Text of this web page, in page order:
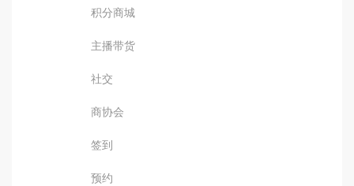
积分商城
主播带货
社交
商协会
签到
预约